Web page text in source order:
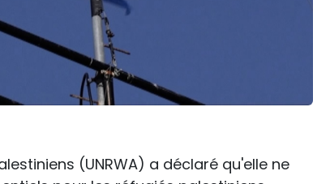
(UNRWA) a déclaré qu'elle ne